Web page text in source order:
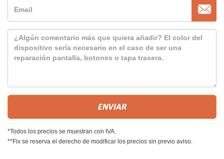
*Todos los precios se muestran con IVA.
**Fix se reserva el derecho de modificar los precios sin previo aviso.